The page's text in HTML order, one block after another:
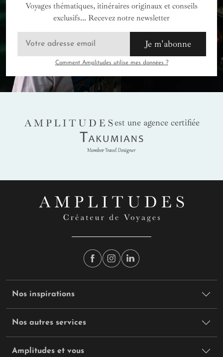
Voyages thématiques, itinéraires originaux et conseils
exclusifs... Recevez notre newsletter
Je m'abonne
Comment Amplitudes utilise mes données ?
AMPLITUDES
est une agence certifiée
Takumians
Nos inspirations
Nos autres services
Amplitudes et vous